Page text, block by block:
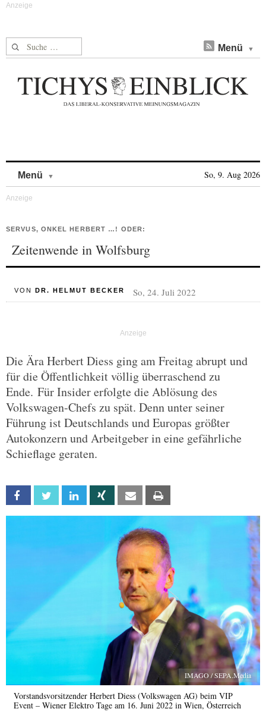
Suche nach: Menü
Menü So, 9. Aug 2026
SERVUS, ONKEL HERBERT …! ODER:
Zeitenwende in Wolfsburg
VON DR. HELMUT BECKER So, 24. Juli 2022
Die Ära Herbert Diess ging am Freitag abrupt und
für die Öffentlichkeit völlig überraschend zu
Ende. Für Insider erfolgte die Ablösung des
Volkswagen-Chefs zu spät. Denn unter seiner
Führung ist Deutschlands und Europas größter
Autokonzern und Arbeitgeber in eine gefährliche
Schieflage geraten.
Facebook Twitter Linkedin Xing Email
IMAGO / SEPA.Media
Vorstandsvorsitzender Herbert Diess (Volkswagen AG) beim VIP
Event – Wiener Elektro Tage am 16. Juni 2022 in Wien, Österreich